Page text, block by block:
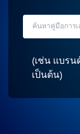
(เช่น แบร
เป็นต้น)